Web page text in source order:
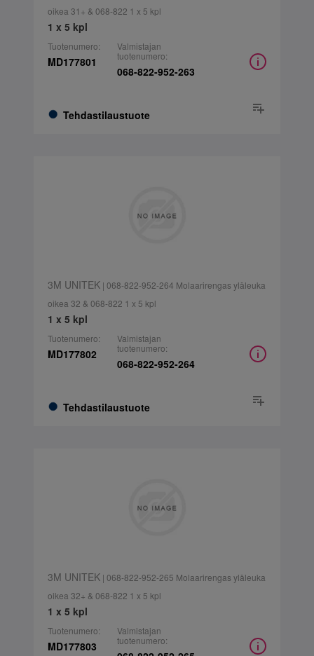
oikea 31+ & 068-822 1 x 5 kpl
1 x 5 kpl
Tuotenumero:
MD177801
Tehdastilaustuote
Valmistajan
tuotenumero:
068-822-952-263
3M UNITEK| 068-822-952-264 Molaarirengas yläleuka
oikea 32 & 068-822 1 x 5 kpl
1 x 5 kpl
Tuotenumero:
MD177802
Tehdastilaustuote
Valmistajan
tuotenumero:
068-822-952-264
3M UNITEK| 068-822-952-265 Molaarirengas yläleuka
oikea 32+ & 068-822 1 x 5 kpl
1 x 5 kpl
Tuotenumero:
MD177803
Valmistajan
tuotenumero: